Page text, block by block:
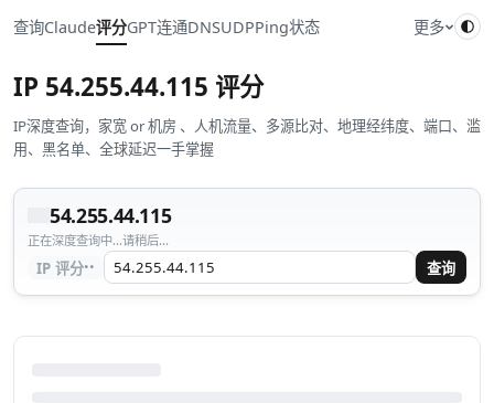
查询Claude评分GPT连通DNSUDPPing状态 更多
IP 54.255.44.115 评分
IP深度查询，家宽 or 机房 、人机流量、多源比对、地理经纬度、端口、滥
用、黑名单、全球延迟一手掌握
54.255.44.115
正在深度查询中...请稍后...
IP 评分·· 查询